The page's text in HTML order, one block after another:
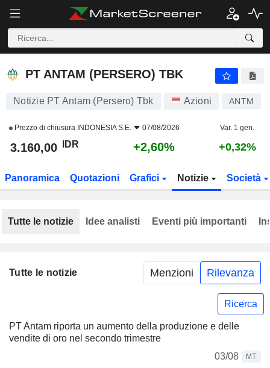
PT ANTAM (PERSERO) TBK
Notizie PT Antam (Persero) Tbk Azioni ANTM
Prezzo di chiusura INDONESIA S.E. 07/08/2026 Var. 1 gen.
3.160,00 IDR +2,60% +0,32%
Panoramica Quotazioni Grafici Notizie Società
Tutte le notizie Menzioni Rilevanza
Ricerca
PT Antam riporta un aumento della produzione e delle
vendite di oro nel secondo trimestre
03/08
MT
Tutte le notizie Idee analisti Eventi più importanti